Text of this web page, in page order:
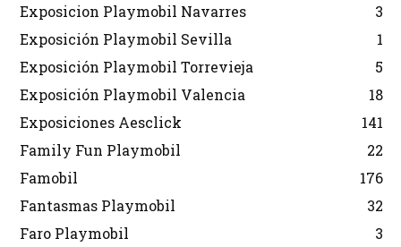
Exposicion Playmobil Navarres
3
Exposición Playmobil Sevilla
1
Exposición Playmobil Torrevieja
5
Exposición Playmobil Valencia
18
Exposiciones Aesclick
141
Family Fun Playmobil
22
Famobil
176
Fantasmas Playmobil
32
Faro Playmobil
3